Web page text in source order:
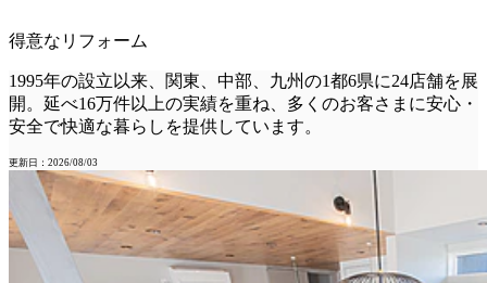
得意なリフォーム
1995年の設立以来、関東、中部、九州の1都6県に24店舗を展
開。延べ16万件以上の実績を重ね、多くのお客さまに安心・
安全で快適な暮らしを提供しています。
更新日：2026/08/03